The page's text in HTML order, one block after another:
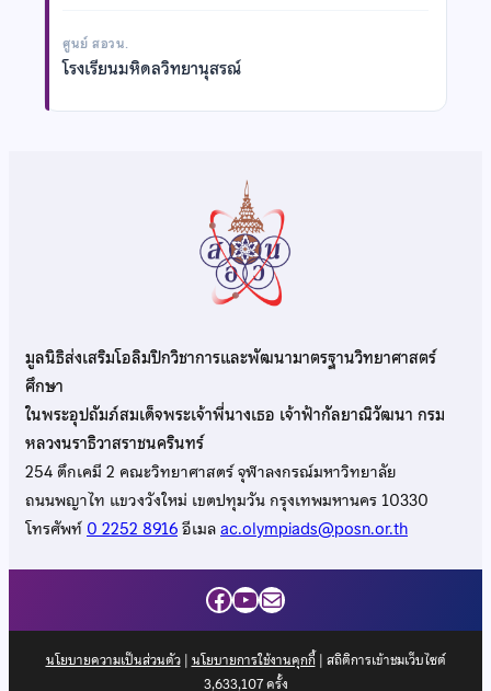
ศูนย์ สอวน.
โรงเรียนมหิดลวิทยานุสรณ์
มูลนิธิส่งเสริมโอลิมปิกวิชาการและพัฒนามาตรฐานวิทยาศาสตร์
ศึกษา
ในพระอุปถัมภ์สมเด็จพระเจ้าพี่นางเธอ เจ้าฟ้ากัลยาณิวัฒนา กรม
หลวงนราธิวาสราชนครินทร์
254 ตึกเคมี 2 คณะวิทยาศาสตร์ จุฬาลงกรณ์มหาวิทยาลัย
ถนนพญาไท แขวงวังใหม่ เขตปทุมวัน กรุงเทพมหานคร 10330
โทรศัพท์0 2252 8916อีเมลac.olympiads@posn.or.th
Facebook
YouTube
Mail
นโยบายความเป็นส่วนตัว| นโยบายการใช้งานคุกกี้| สถิติการเข้าชมเว็บไซต์
3,633,107ครั้ง